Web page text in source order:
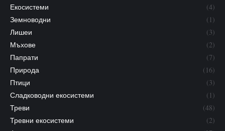
Екосистеми
(4)
Земноводни
(1)
Лишеи
(3)
Мъхове
(2)
Папрати
(7)
Природа
(16)
Птици
(3)
Сладководни екосистеми
(1)
Треви
(48)
Тревни екосистеми
(2)